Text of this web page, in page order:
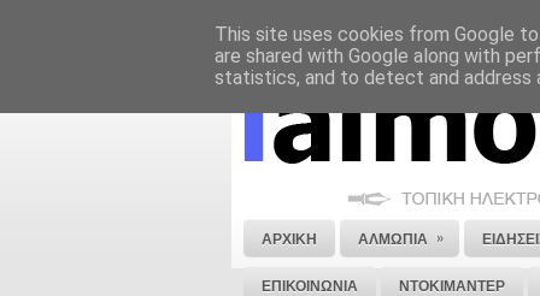
ΝΟΜΙΚΗ ΣΗΜΕΙΩΣΗ ΔΙΑΦΗΜΙΣΗ
ΑΡΧΙΚΗ ΑΛΜΩΠΙΑ »
ΕΠΙΚΟΙΝΩΝΙΑ ΝΤΟΚΙΜΑΝΤΕΡ
This site uses cookies from Google
are shared with Google along with
statistics, and to detect and address